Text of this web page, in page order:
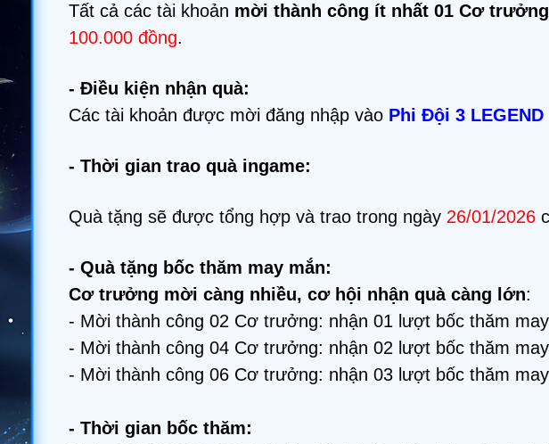
Tất cả các tài khoản mời thành công ít nhất 01 Cơ trưởng
100.000 đồng.
- Điều kiện nhận quà:
Các tài khoản được mời đăng nhập vào Phi Đội 3 LEGEND
- Thời gian trao quà ingame:
Quà tặng sẽ được tổng hợp và trao trong ngày 26/01/2026
- Quà tặng bốc thăm may mắn:
Cơ trưởng mời càng nhiều, cơ hội nhận quà càng lớn:
- Mời thành công 02 Cơ trưởng: nhận 01 lượt bốc thăm
- Mời thành công 04 Cơ trưởng: nhận 02 lượt bốc thăm
- Mời thành công 06 Cơ trưởng: nhận 03 lượt bốc thăm
- Thời gian bốc thăm: